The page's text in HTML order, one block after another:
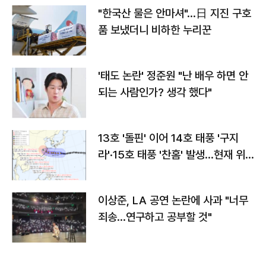
"한국산 물은 안마셔"…日 지진 구호
품 보냈더니 비하한 누리꾼
'태도 논란' 정준원 "난 배우 하면 안
되는 사람인가? 생각 했다"
13호 '돌핀' 이어 14호 태풍 '구지
라'·15호 태풍 '찬홈' 발생…현재 위
이상준, LA 공연 논란에 사과 "너무
죄송…연구하고 공부할 것"